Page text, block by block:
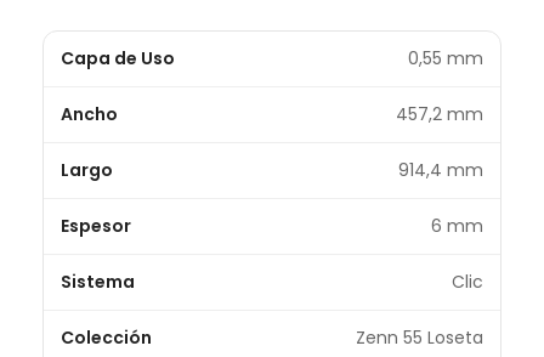
Capa de Uso 0,55 mm
Ancho 457,2 mm
Largo 914,4 mm
Espesor 6 mm
Sistema Clic
Colección Zenn 55 Loseta